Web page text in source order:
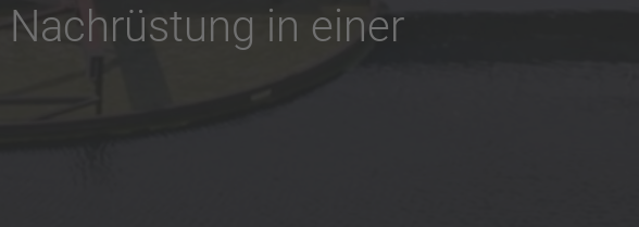
Nachrüstung in einer